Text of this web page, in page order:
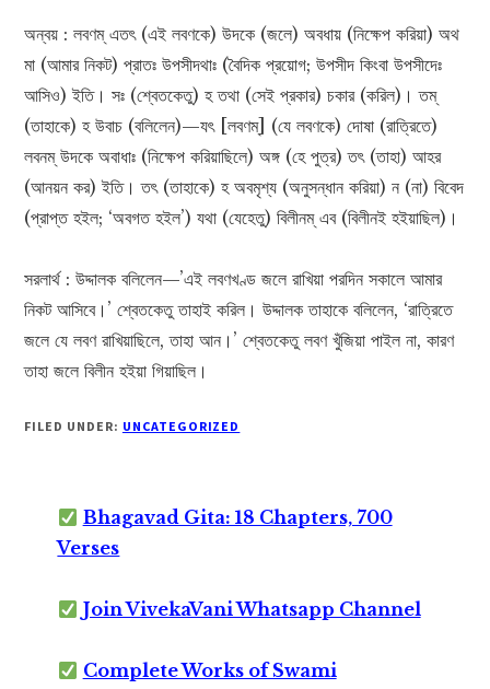
অন্বয় : লবণম্ এতৎ (এই লবণকে) উদকে (জলে) অবধায় (নিক্ষেপ করিয়া) অথ
মা (আমার নিকট) প্রাতঃ উপসীদথাঃ (বৈদিক প্রয়োগ; উপসীদ কিংবা উপসীদেঃ
আসিও) ইতি। সঃ (শ্বেতকেতু) হ তথা (সেই প্রকার) চকার (করিল)। তম্
(তাহাকে) হ উবাচ (বলিলেন)—যৎ [লবণম্] (যে লবণকে) দোষা (রাত্রিতে)
লবনম্ উদকে অবাধাঃ (নিক্ষেপ করিয়াছিলে) অঙ্গ (হে পুত্র) তৎ (তাহা) আহর
(আনয়ন কর) ইতি। তৎ (তাহাকে) হ অবমৃশ্য (অনুসন্ধান করিয়া) ন (না) বিবেদ
(প্রাপ্ত হইল; ‘অবগত হইল’) যথা (যেহেতু) বিলীনম্ এব (বিলীনই হইয়াছিল)।
সরলার্থ : উদ্দালক বলিলেন—’এই লবণখণ্ড জলে রাখিয়া পরদিন সকালে আমার
নিকট আসিবে।’ শ্বেতকেতু তাহাই করিল। উদ্দালক তাহাকে বলিলেন, ‘রাত্রিতে
জলে যে লবণ রাখিয়াছিলে, তাহা আন।’ শ্বেতকেতু লবণ খুঁজিয়া পাইল না, কারণ
তাহা জলে বিলীন হইয়া গিয়াছিল।
FILED UNDER: UNCATEGORIZED
Bhagavad Gita: 18 Chapters, 700
Verses
Join VivekaVani Whatsapp Channel
Complete Works of Swami